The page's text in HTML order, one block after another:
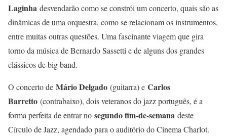
Laginha desvendarão como se constrói um concerto, quais são as
dinâmicas de uma orquestra, como se relacionam os instrumentos,
entre muitas outras questões. Uma fascinante viagem que gira
torno da música de Bernardo Sassetti e de alguns dos grandes
clássicos de big band.
O concerto de Mário Delgado (guitarra) e Carlos
Barretto (contrabaixo), dois veteranos do jazz português, é a
forma perfeita de entrar no segundo fim-de-semana deste
Círculo de Jazz, agendado para o auditório do Cinema Charlot.